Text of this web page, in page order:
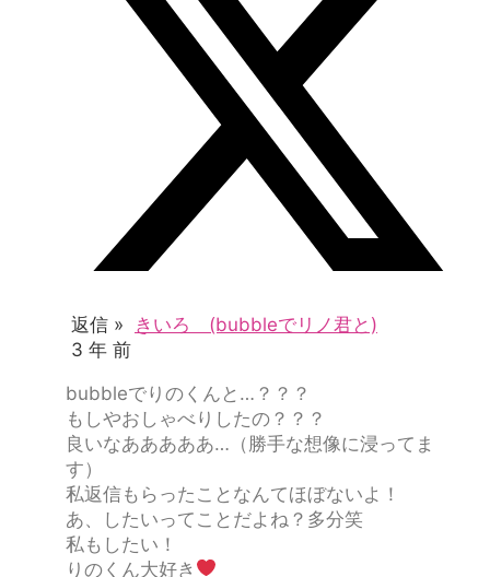
返信 » きいろ (bubbleでリノ君と)
3 年 前
bubbleでりのくんと…？？？
もしやおしゃべりしたの？？？
良いなあああああ…（勝手な想像に浸ってま
す）
私返信もらったことなんてほぼないよ！
あ、したいってことだよね？多分笑
私もしたい！
りのくん大好き